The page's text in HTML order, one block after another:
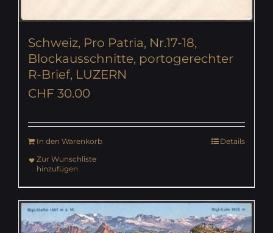
Schweiz, Pro Patria, Nr.17-18,
Blockausschnitte, portogerechter
R-Brief, LUZERN
CHF 30.00
In den Warenkorb
Details
Zur Wunschliste
hinzufügen